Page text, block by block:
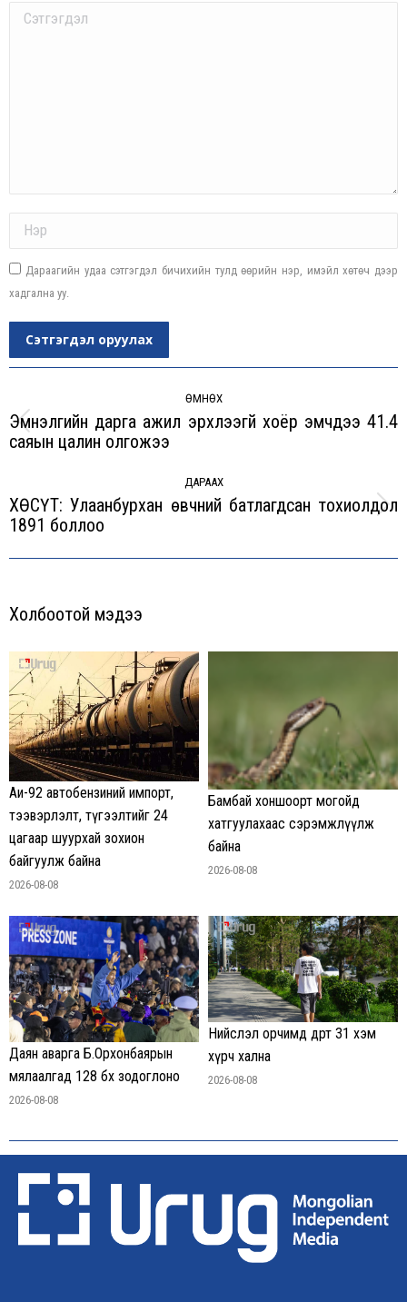
Comment
Дараагийн удаа сэтгэгдэл бичихийн тулд өөрийн нэр, имэйл хөтөч дээр
хадгална уу.
Сэтгэгдэл оруулах
navigation
ӨМНӨХ
Previous
Эмнэлгийн дарга ажил эрхлээгүй хоёр эмчдээ 41.4
саяын цалин олгожээ
ДАРААХ
Next
ХӨСҮТ: Улаанбурхан өвчний батлагдсан тохиолдол
1891 боллоо
Холбоотой мэдээ
Аи-92 автобензиний импорт,
тээвэрлэлт, түгээлтийг 24
цагаар шуурхай зохион
байгуулж байна
2026-08-08
Бамбай хоншоорт могойд
хатгуулахаас сэрэмжлүүлж
байна
2026-08-08
Даян аварга Б.Орхонбаярын
мялаалгад 128 бөх зодоглоно
2026-08-08
Нийслэл орчимд өдөртөө 31 хэм
хүрч хална
2026-08-08